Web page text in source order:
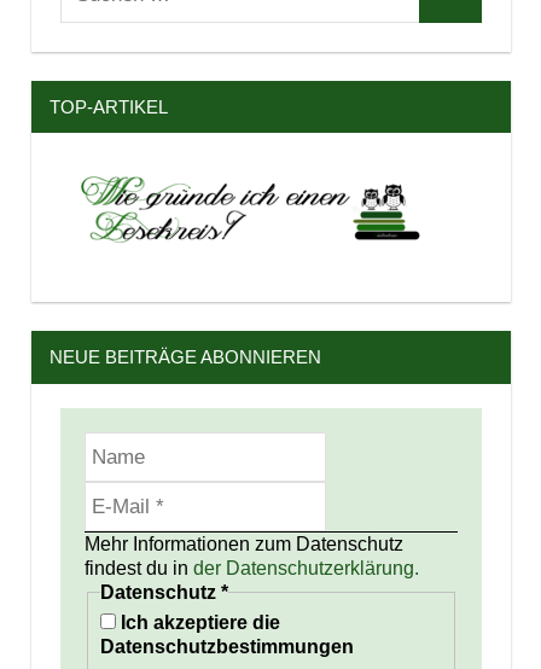
TOP-ARTIKEL
NEUE BEITRÄGE ABONNIEREN
Mehr Informationen zum Datenschutz
findest du in der Datenschutzerklärung.
Datenschutz *
Ich akzeptiere die
Datenschutzbestimmungen